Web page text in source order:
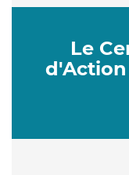
Le
d'Action